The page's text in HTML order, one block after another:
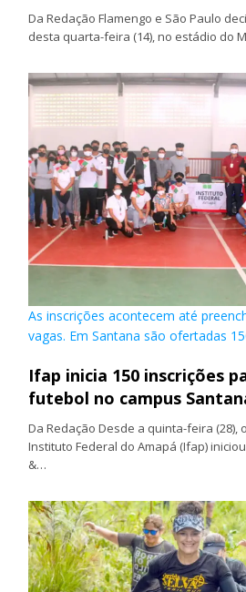
Da Redação Flamengo e São Paulo
desta quarta-feira (14), no estádio do
As inscrições acontecem até
vagas. Em Santana são ofertadas
Ifap inicia 150 inscrições
futebol no campus
Da Redação Desde a quinta-feira (28),
Instituto Federal do Amapá (Ifap)
&…